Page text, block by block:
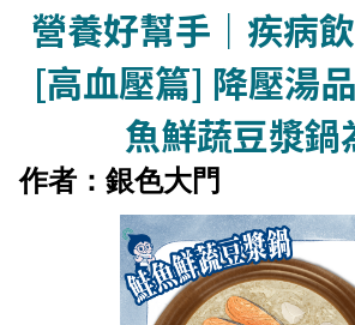
營養好幫手｜疾病
[高血壓篇] 降壓湯
魚鮮蔬豆漿鍋
作者：銀色大門